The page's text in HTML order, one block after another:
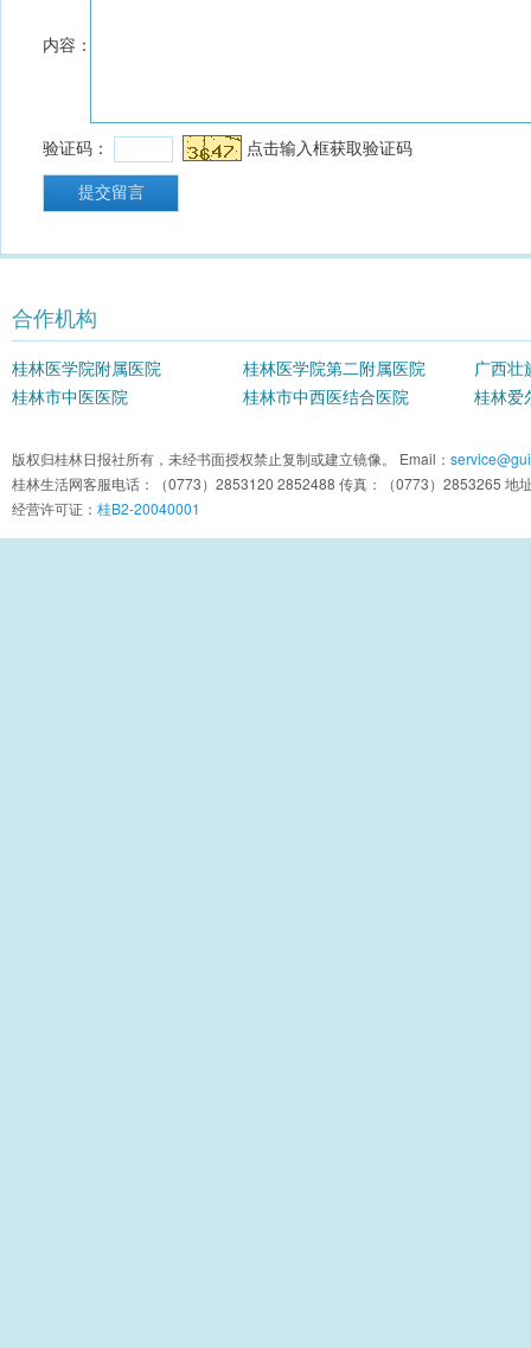
合作机构
桂林医学院附属医院 桂林医学院第二附属医院
广西壮
院
桂林市中医医院 桂林市中西医结合医院 桂林爱
版权归桂林日报社所有，未经书面授权禁止复制或建立镜像。 Email：
桂林生活网客服电话：（0773）2853120 2852488 传真：（0773）2853265 地
经营许可证： 桂B2-20040001